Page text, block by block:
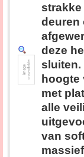
deuren
deze
sluiten.
hoogte
met
alle
van